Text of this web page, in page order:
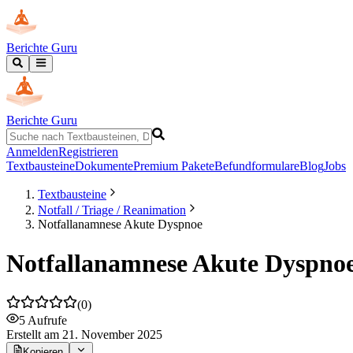
Berichte Guru
Berichte Guru
AnmeldenRegistrieren
TextbausteineDokumentePremium PaketeBefundformulareBlogJobs
Textbausteine
Notfall / Triage / Reanimation
Notfallanamnese Akute Dyspnoe
Notfallanamnese Akute
(0)
5 Aufrufe
Erstellt am 21. November 2025